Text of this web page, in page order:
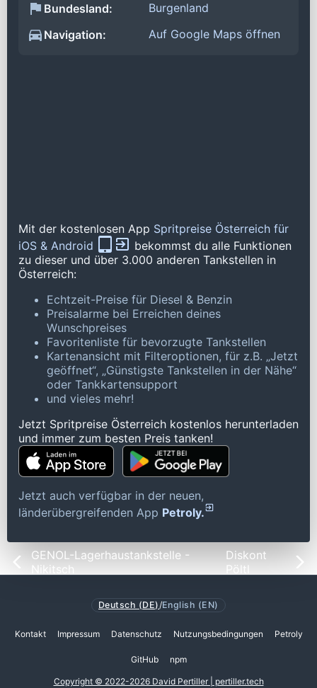
Bundesland:
Burgenland
Navigation:
Auf Google Maps öffnen
Mit der kostenlosen App Spritpreise Österreich für
iOS & Android
bekommst du alle Funktionen
zu dieser und über 3.000 anderen Tankstellen in
Österreich:
Echtzeit-Preise für Diesel & Benzin
Preisalarme bei Erreichen deines
Wunschpreises
Favoritenliste für bevorzugte Tankstellen
Kartenansicht mit Filteroptionen, für z.B. „Jetzt
geöffnet“, „Günstigste Tankstellen in der Nähe“
oder Tankkartensupport
und vieles mehr!
Jetzt Spritpreise Österreich kostenlos herunterladen
und immer zum besten Preis tanken!
Jetzt auch verfügbar in der neuen,
länderübergreifenden App Petroly.
GENOL-Lagerhaustankstelle -
Nikitsch
Diskont
Pöltl
Deutsch (DE)/English (EN)
Kontakt Impressum Datenschutz Nutzungsbedingungen Petroly
GitHub npm
Copyright © 2022-2026 David Pertiller | pertiller.tech